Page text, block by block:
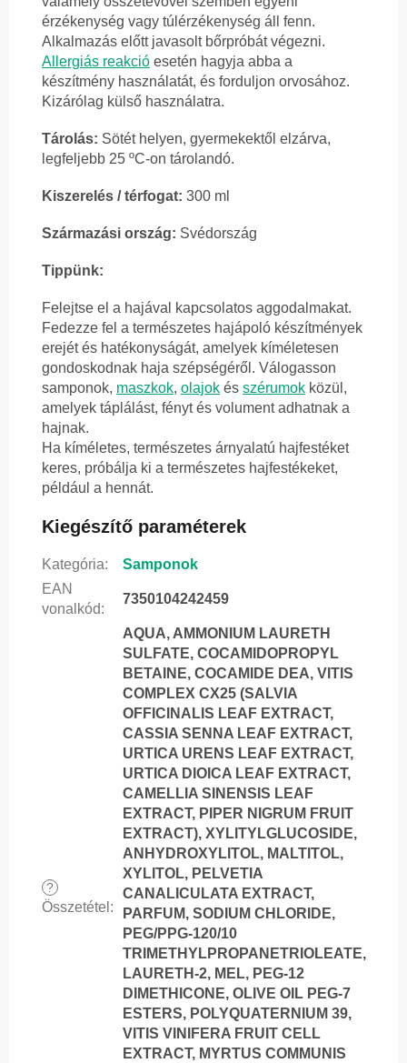
érzékenység vagy túlérzékenység áll fenn.
Alkalmazás előtt javasolt bőrpróbát végezni.
Allergiás reakció esetén hagyja abba a
készítmény használatát, és forduljon orvosához.
Kizárólag külső használatra.
Tárolás: Sötét helyen, gyermekektől elzárva,
legfeljebb 25 ºC-on tárolandó.
Kiszerelés / térfogat: 300 ml
Származási ország: Svédország
Tippünk:
Felejtse el a hajával kapcsolatos aggodalmakat.
Fedezze fel a természetes hajápoló készítmények
erejét és hatékonyságát, amelyek kíméletesen
gondoskodnak haja szépségéről. Válogasson
samponok, maszkok, olajok és szérumok közül,
amelyek táplálást, fényt és volument adhatnak a
hajnak.
Ha kíméletes, természetes árnyalatú hajfestéket
keres, próbálja ki a természetes hajfestékeket,
például a hennát.
Kiegészítő paraméterek
Kategória:
Samponok
EAN
vonalkód:
7350104242459
?
Összetétel :
AQUA, AMMONIUM LAURETH
SULFATE, COCAMIDOPROPYL
BETAINE, COCAMIDE DEA, VITIS
COMPLEX CX25 (SALVIA
OFFICINALIS LEAF EXTRACT,
CASSIA SENNA LEAF EXTRACT,
URTICA URENS LEAF EXTRACT,
URTICA DIOICA LEAF EXTRACT,
CAMELLIA SINENSIS LEAF
EXTRACT, PIPER NIGRUM FRUIT
EXTRACT), XYLITYLGLUCOSIDE,
ANHYDROXYLITOL, MALTITOL,
XYLITOL, PELVETIA
CANALICULATA EXTRACT,
PARFUM, SODIUM CHLORIDE,
PEG/PPG-120/10
TRIMETHYLPROPANETRIOLEATE,
LAURETH-2, MEL, PEG-12
DIMETHICONE, OLIVE OIL PEG-7
ESTERS, POLYQUATERNIUM 39,
VITIS VINIFERA FRUIT CELL
EXTRACT, MYRTUS COMMUNIS